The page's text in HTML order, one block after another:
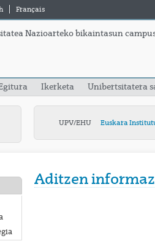
Français
Ikerketa Unibertsitatera
UPV/EHU Euskara
Aditzen